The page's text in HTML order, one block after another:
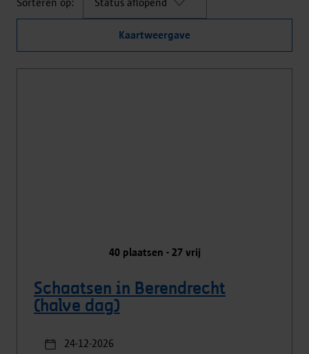
Kaartweergave
40plaatsen - 27vrij
Schaatsen in Berendrecht
(halve dag)
24-12-2026